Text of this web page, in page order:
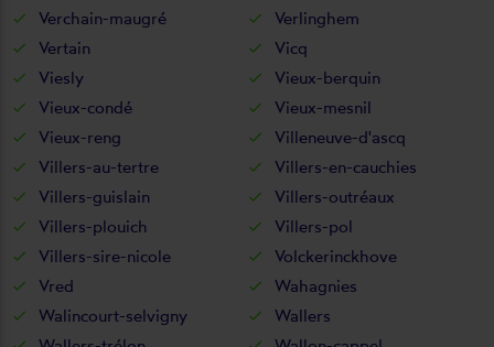
Verchain-maugré
Verlinghem
Vertain
Vicq
Viesly
Vieux-berquin
Vieux-condé
Vieux-mesnil
Vieux-reng
Villeneuve-d'ascq
Villers-au-tertre
Villers-en-cauchies
Villers-guislain
Villers-outréaux
Villers-plouich
Villers-pol
Villers-sire-nicole
Volckerinckhove
Vred
Wahagnies
Walincourt-selvigny
Wallers